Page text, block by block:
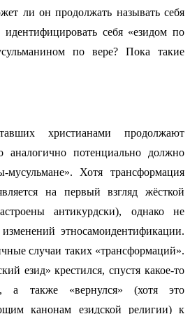
ли он продолжать называть себя
себя «езидом по
по вере? Пока такие
христианами продолжают
аналогично потенциально должно
Хотя трансформация
на первый взгляд жёсткой
антикурдски), однако не
этносамоидентификации.
случаи таких «трансформаций».
езид» крестился, спустя какое-то
а также «вернулся» (хотя это
канонам езидской религии) к